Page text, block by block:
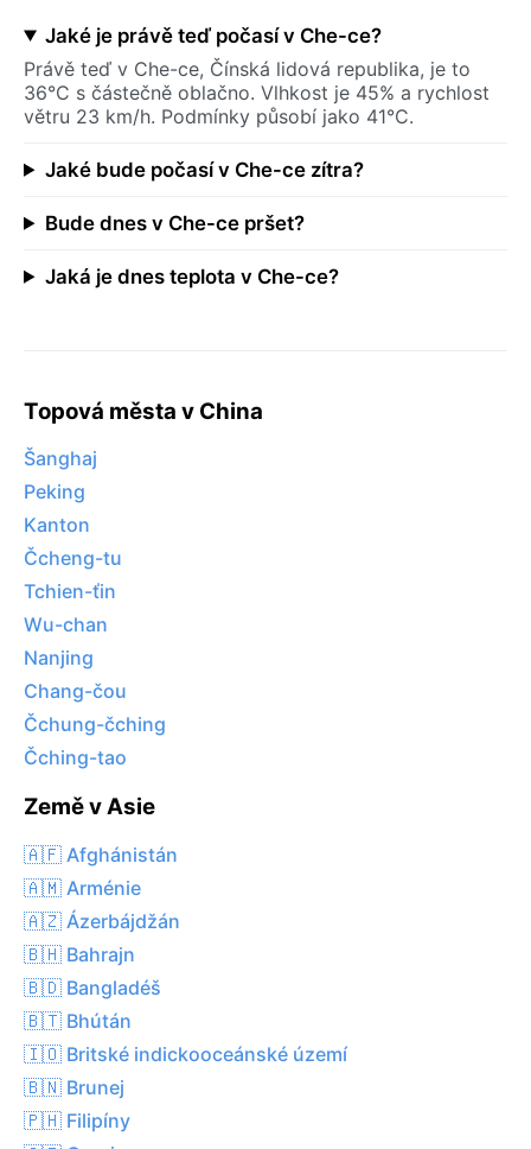
Jaké je právě teď počasí v Che-ce?
Právě teď v Che-ce, Čínská lidová republika, je to
36°C s částečně oblačno. Vlhkost je 45% a rychlost
větru 23 km/h. Podmínky působí jako 41°C.
Jaké bude počasí v Che-ce zítra?
Bude dnes v Che-ce pršet?
Jaká je dnes teplota v Che-ce?
Topová města v China
Šanghaj
Peking
Kanton
Čcheng-tu
Tchien-ťin
Wu-chan
Nanjing
Chang-čou
Čchung-čching
Čching-tao
Země v Asie
🇦🇫 Afghánistán
🇦🇲 Arménie
🇦🇿 Ázerbájdžán
🇧🇭 Bahrajn
🇧🇩 Bangladéš
🇧🇹 Bhútán
🇮🇴 Britské indickooceánské území
🇧🇳 Brunej
🇵🇭 Filipíny